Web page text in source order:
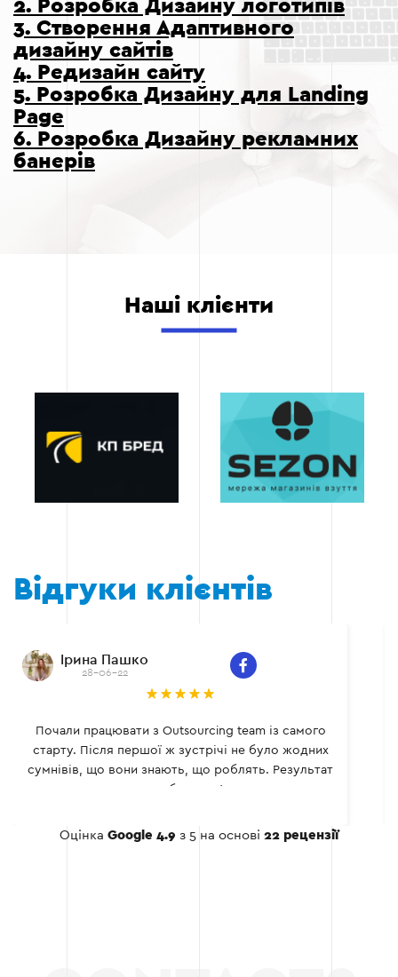
2. Розробка Дизайну логотипів
3. Створення Адаптивного
дизайну сайтів
4. Редизайн сайту
5. Розробка Дизайну для Landing
Page
6. Розробка Дизайну рекламних
банерів
Наші клієнти
Відгуки клієнтів
Ірина Пашко
28-06-22
Почали працювати з Outsourcing team із самого
старту. Після першої ж зустрічі не було жодних
сумнівів, що вони знають, що роблять. Результат
не забарився!
Оцінка Google 4.9 з 5 на основі 22 рецензії